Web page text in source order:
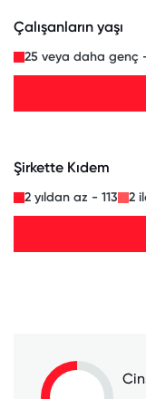
Çalışanların yaşı
25 veya daha genç
Şirkette Kıdem
2 yıldan az - 113 2